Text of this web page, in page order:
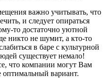
важно учитывать, что
и следует опираться
то достаточно уютной
никто не шумит, а кто-то
в баре с культурной
существует немало!
что компании могут Вам
оптимальный вариант.